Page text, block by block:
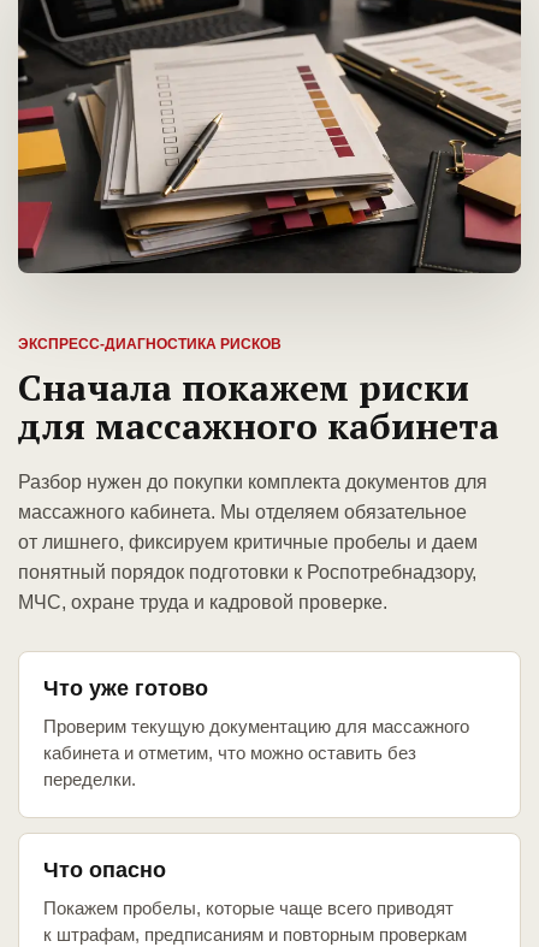
ЭКСПРЕСС-ДИАГНОСТИКА РИСКОВ
Сначала покажем риски
для массажного кабинета
Разбор нужен до покупки комплекта документов для
массажного кабинета. Мы отделяем обязательное
от лишнего, фиксируем критичные пробелы и даем
понятный порядок подготовки к Роспотребнадзору,
МЧС, охране труда и кадровой проверке.
Что уже готово
Проверим текущую документацию для массажного
кабинета и отметим, что можно оставить без
переделки.
Что опасно
Покажем пробелы, которые чаще всего приводят
к штрафам, предписаниям и повторным проверкам